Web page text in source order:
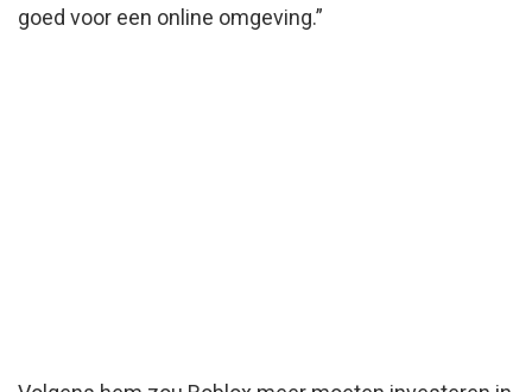
goed voor een online omgeving.”